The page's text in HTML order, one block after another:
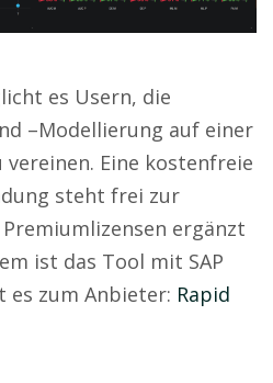
es Usern, die
–Modellierung auf einer
Eine kostenfreie
steht frei zur
ergänzt
ist das Tool mit SAP
es zum Anbieter: Rapid